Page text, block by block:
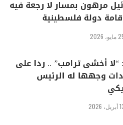
مرهون بمسار لا رجعة فيه
دولة فلسطينية
2026
“لا أخشى ترامب” .. ردا على
وجهها له الرئيس
2026